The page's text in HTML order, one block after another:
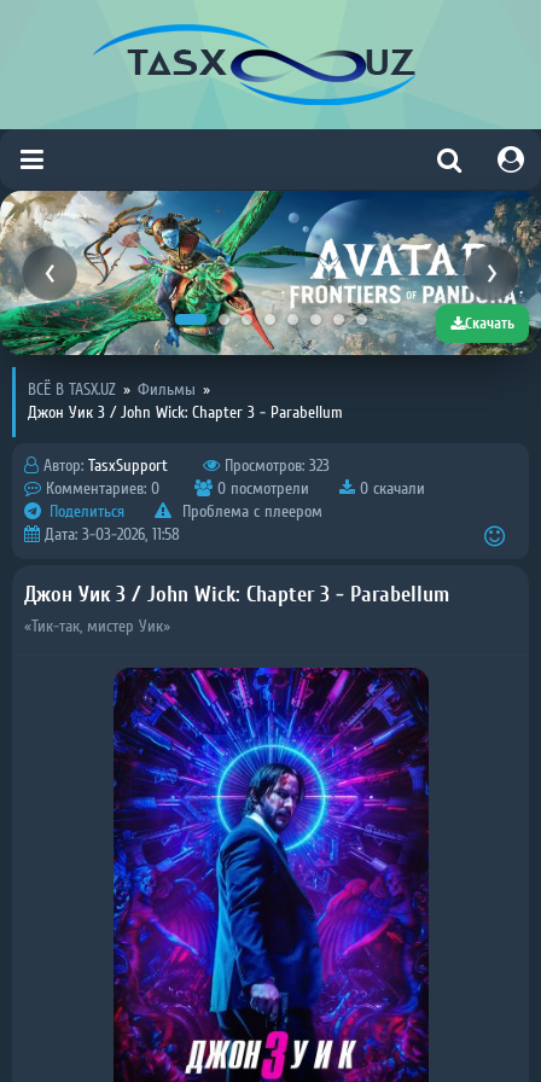
Скачать
ВСЁ В TASX.UZ » Фильмы »
Джон Уик 3 / John Wick: Chapter 3 - Parabellum
Автор: TasxSupport
Просмотров: 323
Комментариев: 0
0 посмотрели
0 скачали
Поделиться
Проблема с плеером
Дата: 3-03-2026, 11:58
Джон Уик 3 / John Wick: Chapter 3 - Parabellum
«Тик-так, мистер Уик»